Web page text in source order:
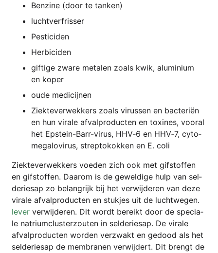
Ben­zi­ne (door te tanken)
lucht­ver­frisser
Pesti­ci­den
Her­bici­den
gif­ti­ge zwa­re meta­len zoals kwik, alu­mi­ni­um
en koper
oude medi­ci­j­nen
Ziek­te­ver­wek­kers zoals virus­sen en bac­te­riën
en hun vira­le afval­pro­duc­ten en toxi­nes, vooral
het Epstein-Barr-virus, HHV‑6 en HHV‑7, cyto­
me­ga­lo­vi­rus, strep­to­kok­ken en E. coli
Ziek­te­ver­wek­kers voe­den zich ook met gif­stof­fen
en gif­stof­fen. Daa­rom is de gewel­di­ge hulp van sel­
de­rie­sap zo belan­gri­jk bij het ver­wij­de­ren van deze
vira­le afval­pro­duc­ten en stuk­jes uit de lucht­we­gen.
lever ver­wij­de­ren. Dit wordt bereikt door de spe­cia­
le natri­um­clus­t­erz­ou­ten in sel­de­rie­sap. De vira­le
afval­pro­duc­ten wor­den ver­zwakt en gedood als het
sel­de­rie­sap de mem­bra­nen ver­wij­dert. Dit brengt de